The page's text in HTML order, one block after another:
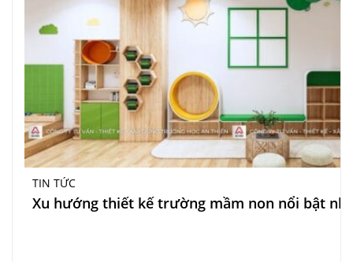
TIN TỨC
Xu hướng thiết kế trường mầm non nổi bật